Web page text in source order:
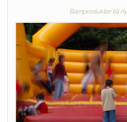
Barnprodukter till